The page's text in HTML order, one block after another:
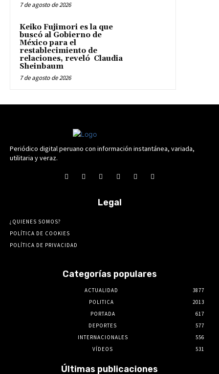
7 de agosto de 2026
Keiko Fujimori es la que
buscó al Gobierno de
México para el
restablecimiento de
relaciones, reveló Claudia
Sheinbaum
7 de agosto de 2026
Periódico digital peruano con información instantánea, variada,
utilitaria y veraz.
Legal
¿QUIENES SOMOS?
POLÍTICA DE COOKIES
POLÍTICA DE PRIVACIDAD
Categorías populares
ACTUALIDAD
3877
POLITICA
2013
PORTADA
617
DEPORTES
577
INTERNACIONALES
556
VÍDEOS
531
Últimas publicaciones